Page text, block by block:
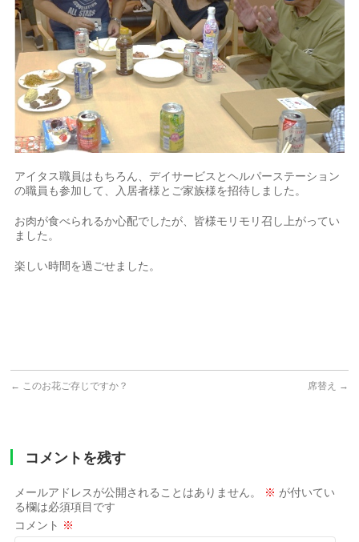
アイタス職員はもちろん、デイサービスとヘルパーステーション
の職員も参加して、入居者様とご家族様を招待しました。
お肉が食べられるか心配でしたが、皆様モリモリ召し上がってい
ました。
楽しい時間を過ごせました。
← このお花ご存じですか？ 席替え →
コメントを残す
メールアドレスが公開されることはありません。 ※ が付いてい
る欄は必須項目です
コメント ※